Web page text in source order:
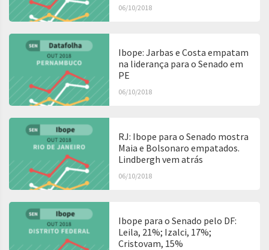
06/10/2018
Ibope: Jarbas e Costa empatam
na liderança para o Senado em
PE
06/10/2018
RJ: Ibope para o Senado mostra
Maia e Bolsonaro empatados.
Lindbergh vem atrás
06/10/2018
Ibope para o Senado pelo DF:
Leila, 21%; Izalci, 17%;
Cristovam, 15%